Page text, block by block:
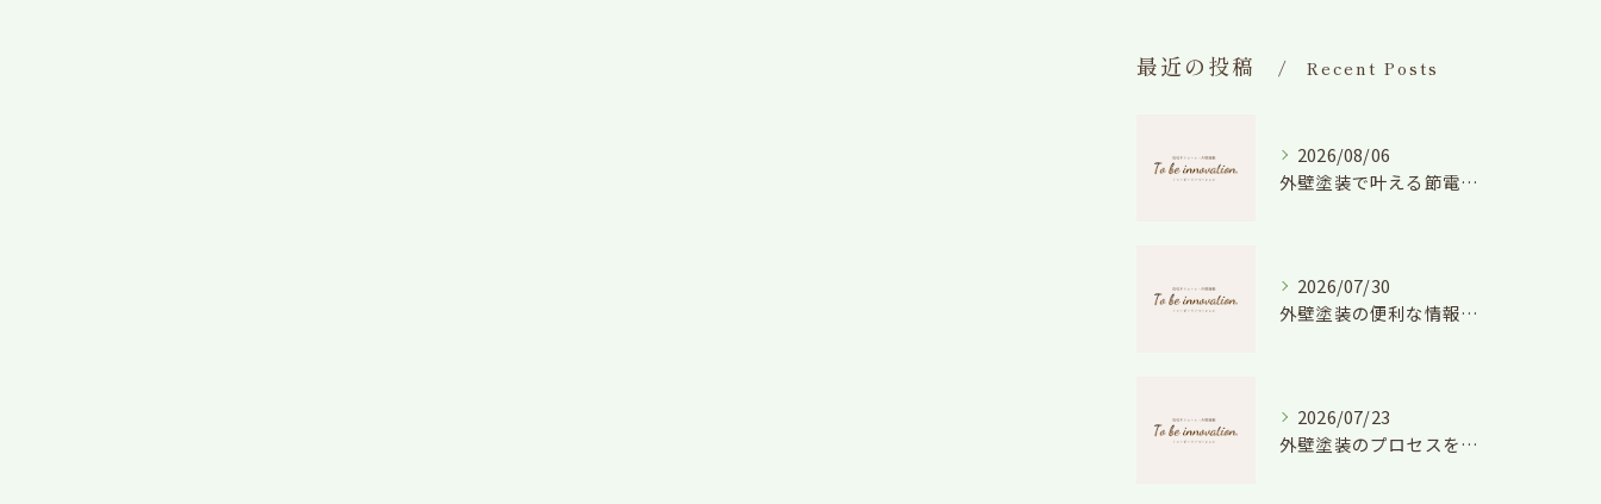
最近の投稿 Recent Posts
2026/08/06
外壁塗装で叶える節電効果と愛知県の相場や色選びのポイントを徹底解説
2026/07/30
外壁塗装の便利な情報と失敗しない色や費用判断のコツを徹底解説
2026/07/23
外壁塗装のプロセスを愛知県でスムーズに進めるための工程と費用徹底解説